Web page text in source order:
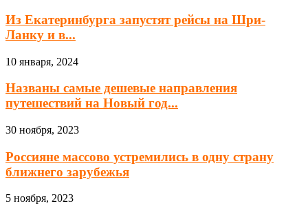
Из Екатеринбурга запустят рейсы на Шри-
Ланку и в...
10 января, 2024
Названы самые дешевые направления
путешествий на Новый год...
30 ноября, 2023
Россияне массово устремились в одну страну
ближнего зарубежья
5 ноября, 2023